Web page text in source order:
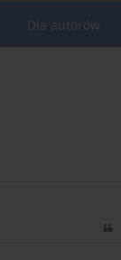
Dla autorów